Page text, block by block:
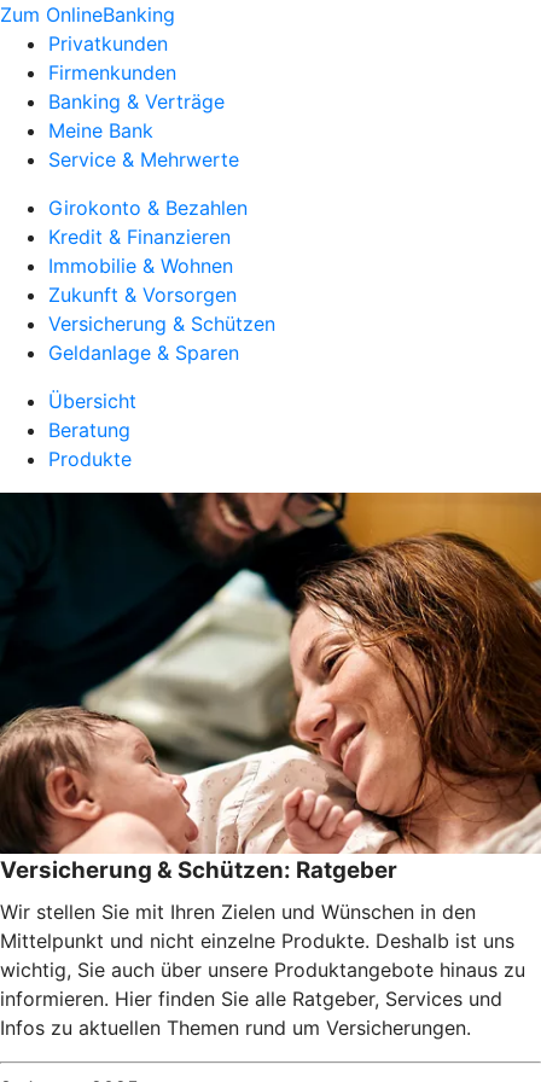
Zum OnlineBanking
Privatkunden
Firmenkunden
Banking & Verträge
Meine Bank
Service & Mehrwerte
Girokonto & Bezahlen
Kredit & Finanzieren
Immobilie & Wohnen
Zukunft & Vorsorgen
Versicherung & Schützen
Geldanlage & Sparen
Übersicht
Beratung
Produkte
Versicherung & Schützen: Ratgeber
Wir stellen Sie mit Ihren Zielen und Wünschen in den
Mittelpunkt und nicht einzelne Produkte. Deshalb ist uns
wichtig, Sie auch über unsere Produktangebote hinaus zu
informieren. Hier finden Sie alle Ratgeber, Services und
Infos zu aktuellen Themen rund um Versicherungen.